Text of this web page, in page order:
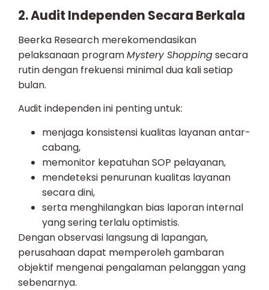
2. Audit Independen Secara Berkala
Beerka Research merekomendasikan
pelaksanaan programMystery Shoppingsecara
rutin dengan frekuensi minimal dua kali setiap
bulan.
Audit independen ini penting untuk:
menjaga konsistensi kualitas layanan antar-
cabang,
memonitor kepatuhan SOP pelayanan,
mendeteksi penurunan kualitas layanan
secara dini,
serta menghilangkan bias laporan internal
yang sering terlalu optimistis.
Dengan observasi langsung di lapangan,
perusahaan dapat memperoleh gambaran
objektif mengenai pengalaman pelanggan yang
sebenarnya.